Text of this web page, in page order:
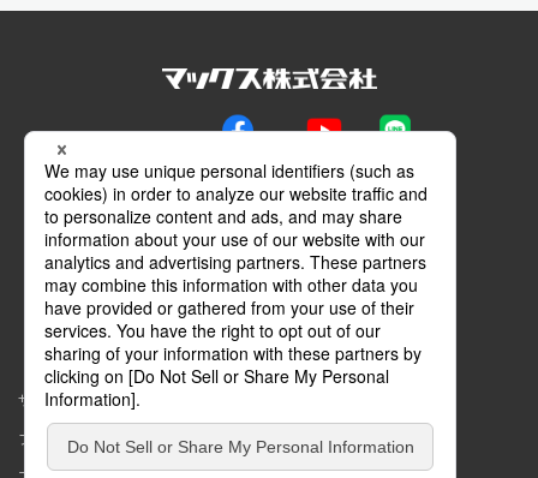
Facebook
YouTube LINE
メールマガジン
動画特設サイト
マイページ
サイトマップ
プライバシーポリシー
コミュニティガイドライン